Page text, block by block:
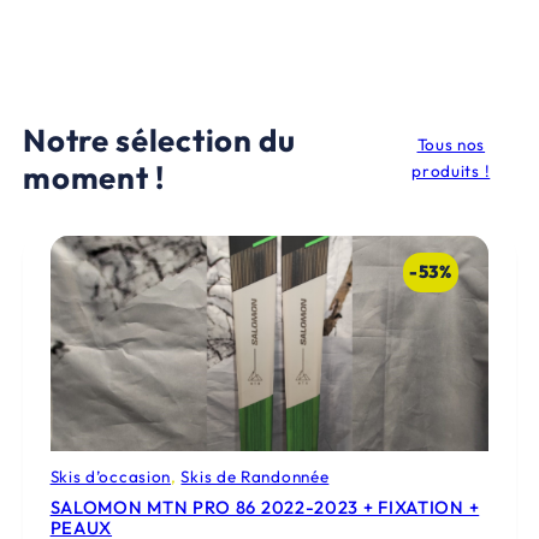
Notre sélection du
moment !
Tous nos
produits !
-53%
Skis d’occasion, Skis de Randonnée
SALOMON MTN PRO 86 2022-2023 + FIXATION +
PEAUX